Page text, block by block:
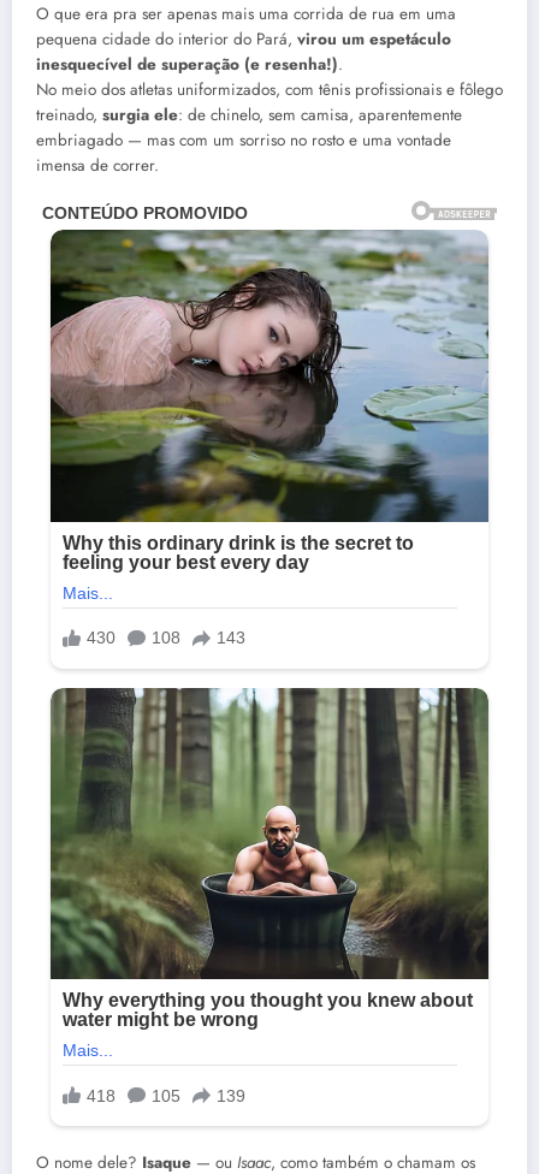
O que era pra ser apenas mais uma corrida de rua em uma
pequena cidade do interior do Pará, virou um espetáculo
inesquecível de superação (e resenha!).
No meio dos atletas uniformizados, com tênis profissionais e fôlego
treinado, surgia ele: de chinelo, sem camisa, aparentemente
embriagado — mas com um sorriso no rosto e uma vontade
imensa de correr.
O nome dele? Isaque — ou Isaac, como também o chamam os